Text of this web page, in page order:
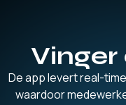
Vinger
De app levert real-
waardoor